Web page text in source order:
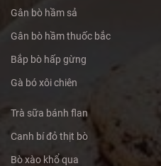
Gân bò hầm sả
Gân bò hầm thuốc bắc
Bắp bò hấp gừng
Gà bó xôi chiên
Trà sữa bánh flan
Canh bí đỏ thịt bò
Bò xào khổ qua